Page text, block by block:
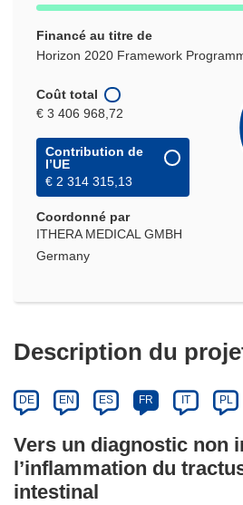
Financé au titre de
Horizon 2020 Framework
Coût total
€ 3 406 968,72
Contribution de
l’UE
€ 2 314 315,13
Coordonné par
ITHERA MEDICAL GMBH
Germany
Description du
DE EN ES FR IT PL
Vers un diagnostic non
l’inflammation du
intestinal